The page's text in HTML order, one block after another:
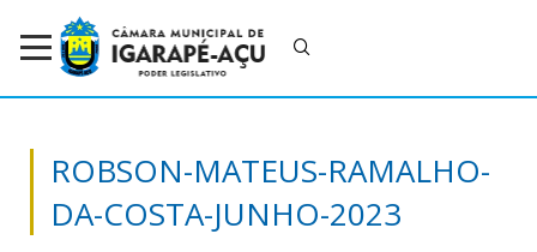
ROBSON-MATEUS-RAMALHO-
DA-COSTA-JUNHO-2023